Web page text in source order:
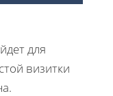
для
визитки